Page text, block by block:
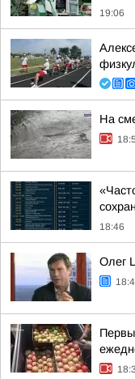
19:06
На
18:46
Олег